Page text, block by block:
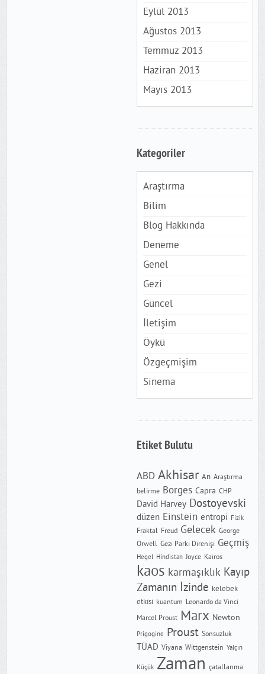
Eylül 2013
Ağustos 2013
Temmuz 2013
Haziran 2013
Mayıs 2013
Kategoriler
Araştırma
Bilim
Blog Hakkında
Deneme
Genel
Gezi
Güncel
İletişim
Öykü
Özgeçmişim
Sinema
Etiket Bulutu
ABD Akhisar An Araştırma
belirme Borges Capra CHP
David Harvey Dostoyevski
düzen Einstein entropi Fizik
Fraktal Freud Gelecek George
Orwell Gezi Parkı Direnişi Geçmiş
Hegel Hindistan Joyce Kairos
kaos karmaşıklık Kayıp
Zamanın İzinde kelebek
etkisi kuantum Leonardo da Vinci
Marcel Proust Marx Newton
Prigogine Proust Sonsuzluk
TÜAD Viyana Wittgenstein Yalçın
Küçük Zaman çatallanma